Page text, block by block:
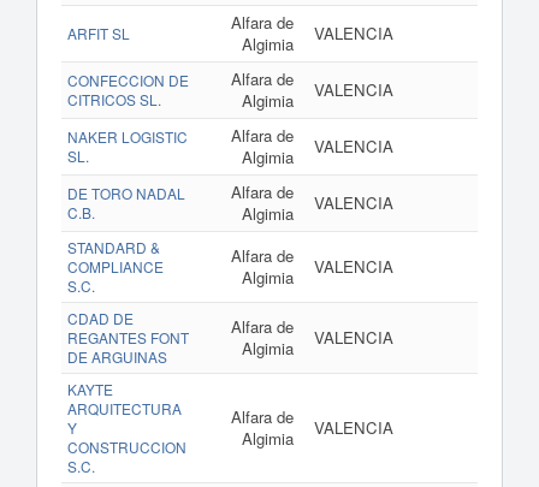
ARFIT SL
Alfara de
Algimia
VALENCIA
CONFECCION DE
CITRICOS SL.
Alfara de
Algimia
VALENCIA
NAKER LOGISTIC
SL.
Alfara de
Algimia
VALENCIA
DE TORO NADAL
C.B.
Alfara de
Algimia
VALENCIA
STANDARD &
COMPLIANCE
S.C.
Alfara de
Algimia
VALENCIA
CDAD DE
REGANTES FONT
DE ARGUINAS
Alfara de
Algimia
VALENCIA
KAYTE
ARQUITECTURA
Y
CONSTRUCCION
S.C.
Alfara de
Algimia
VALENCIA